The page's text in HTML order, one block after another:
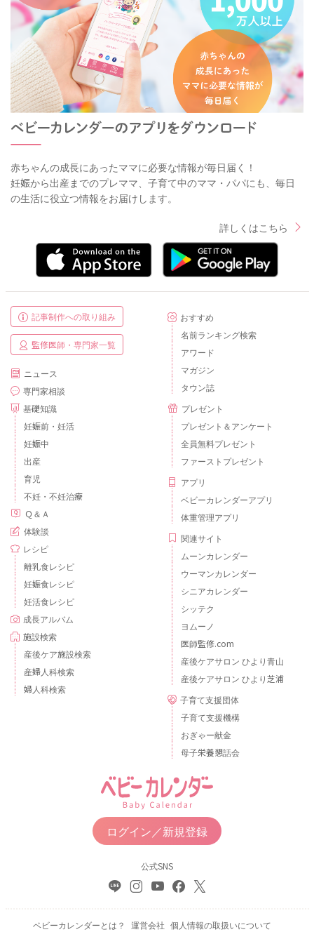
赤ちゃんの成長にあったママに必要な情報が毎日届く！
妊娠から出産までのプレママ、子育て中のママ・パパにも、毎日
の生活に役立つ情報をお届けします。
詳しくはこちら
記事制作への取り組み
監修医師・専門家一覧
ニュース
専門家相談
基礎知識
妊娠前・妊活
妊娠中
出産
育児
不妊・不妊治療
Ｑ＆Ａ
体験談
レシピ
離乳食レシピ
妊娠食レシピ
妊活食レシピ
成長アルバム
施設検索
産後ケア施設検索
産婦人科検索
婦人科検索
おすすめ
名前ランキング検索
アワード
マガジン
タウン誌
プレゼント
プレゼント＆アンケート
全員無料プレゼント
ファーストプレゼント
アプリ
ベビーカレンダーアプリ
体重管理アプリ
関連サイト
ムーンカレンダー
ウーマンカレンダー
シニアカレンダー
シッテク
ヨムーノ
医師監修.com
産後ケアサロン ひより青山
産後ケアサロン ひより芝浦
子育て支援団体
子育て支援機構
おぎゃー献金
母子栄養懇話会
ログイン／新規登録
公式SNS
ベビーカレンダーとは？ 運営会社 個人情報の取扱いについて